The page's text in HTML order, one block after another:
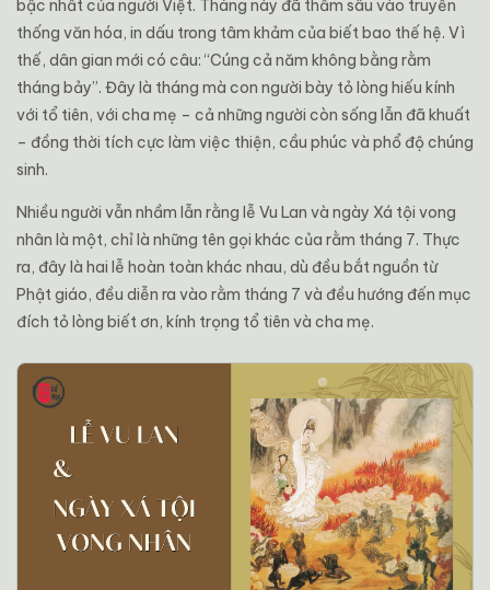
bậc nhất của người Việt. Tháng này đã thấm sâu vào truyền
thống văn hóa, in dấu trong tâm khảm của biết bao thế hệ. Vì
thế, dân gian mới có câu: “Cúng cả năm không bằng rằm
tháng bảy”. Đây là tháng mà con người bày tỏ lòng hiếu kính
với tổ tiên, với cha mẹ – cả những người còn sống lẫn đã khuất
– đồng thời tích cực làm việc thiện, cầu phúc và phổ độ chúng
sinh.
Nhiều người vẫn nhầm lẫn rằng lễ Vu Lan và ngày Xá tội vong
nhân là một, chỉ là những tên gọi khác của rằm tháng 7. Thực
ra, đây là hai lễ hoàn toàn khác nhau, dù đều bắt nguồn từ
Phật giáo, đều diễn ra vào rằm tháng 7 và đều hướng đến mục
đích tỏ lòng biết ơn, kính trọng tổ tiên và cha mẹ.